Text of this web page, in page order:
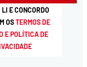
LI E CONCORDO
OSTERMOS DE
E POLÍTICA DE